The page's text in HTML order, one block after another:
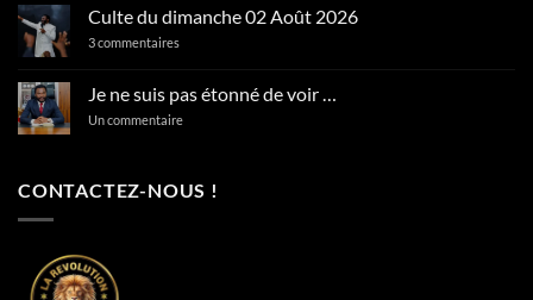
Psaumes
127:2
En
levez-
vous
matin
Culte du dimanche 02 Août 2026
3 commentairessur
dimanche
02
Août
Je ne suis pas étonné de voir …
Un commentairesur
étonné
CONTACTEZ-NOUS !